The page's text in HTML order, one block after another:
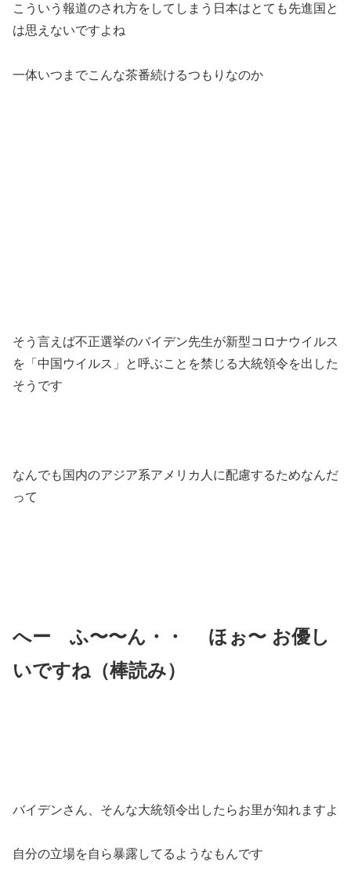
こういう報道のされ方をしてしまう日本はとても先進国と
は思えないですよね
一体いつまでこんな茶番続けるつもりなのか
そう言えば不正選挙のバイデン先生が新型コロナウイルス
を「中国ウイルス」と呼ぶことを禁じる大統領令を出した
そうです
なんでも国内のアジア系アメリカ人に配慮するためなんだ
って
へー ふ〜〜ん・・ ほぉ〜 お優し
いですね（棒読み）
バイデンさん、そんな大統領令出したらお里が知れますよ
自分の立場を自ら暴露してるようなもんです